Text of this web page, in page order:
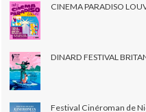
CINEMA PARADISO
DINARD FESTIVAL
Festival Cinéroman de